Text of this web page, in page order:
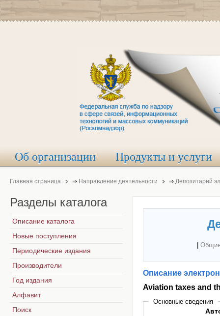
Об организации Продукты и услуги
Главная страница ⇒ Направление деятельности ⇒ Депозитарий
Описание
Aviation taxes and
Основные сведения
Разделы каталога
Описание каталога
Новые поступления
Периодические издания
Производители
Год издания
Алфавит
Поиск